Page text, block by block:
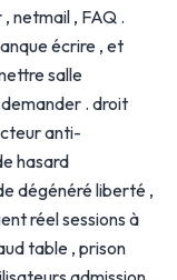
netmail , FAQ .
écrire , et
salle
. droit
anti-
hasard
dégénéré liberté ,
réel sessions à
table , prison